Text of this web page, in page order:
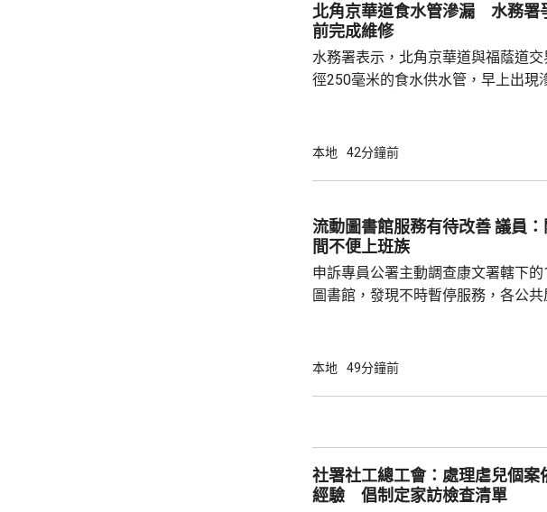
北角京華道食水管滲漏 水務署
前完成維修
水務署表示，北角京華道與福蔭道交
徑250毫米的食水供水管，早上出現
程團隊正全力維修，爭取今晚深夜12
供樽裝水，並與東區民政事務處、當
及相關管理處保持聯繫，為受影響居
切協助。 受事故影響，福蔭道部分...
本地 42分鐘前
流動圖書館服務有待改善 議員：開放時
間不便上班族
申訴專員公署主動調查康文署轄下
圖書館，發現不時暫停服務，各公共
法會議員李家駒，在一個電台節目表
圖書館的需求或有改變，建議康文
資料，檢視流動圖書館的選址，未來
本地 49分鐘前
社署社工總工會：處理虐兒個案
經驗 倡制定家訪檢查清單